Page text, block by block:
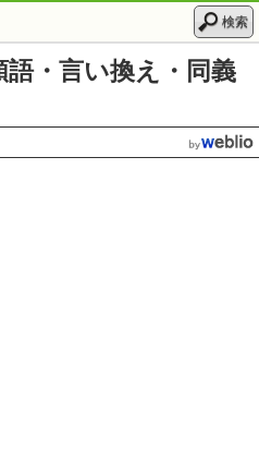
検索
・言い換え・同義